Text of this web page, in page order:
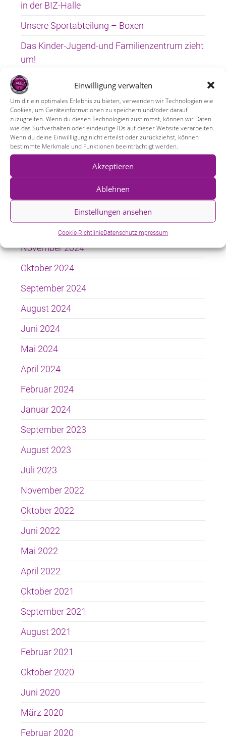
Einwilligung verwalten
Um dir ein optimales Erlebnis zu bieten, verwenden wir Technologien wie
Cookies, um Geräteinformationen zu speichern und/oder darauf
zuzugreifen. Wenn du diesen Technologien zustimmst, können wir Daten
wie das Surfverhalten oder eindeutige IDs auf dieser Website verarbeiten.
Wenn du deine Einwillligung nicht erteilst oder zurückziehst, können
bestimmte Merkmale und Funktionen beeinträchtigt werden.
Akzeptieren
Ablehnen
Einstellungen ansehen
Cookie-RichtlinieDatenschutzImpressum
in der BIZ-Halle
Unsere Sportabteilung – Boxen
Das Kinder-Jugend-und Familienzentrum zieht
um!
Plätzchen backen – ein schöner Abschluss!
Weihnachtsgestecke basteln im Bürgerpark
November 2024
Oktober 2024
September 2024
August 2024
Juni 2024
Mai 2024
April 2024
Februar 2024
Januar 2024
September 2023
August 2023
Juli 2023
November 2022
Oktober 2022
Juni 2022
Mai 2022
April 2022
Oktober 2021
September 2021
August 2021
Februar 2021
Oktober 2020
Juni 2020
März 2020
Februar 2020